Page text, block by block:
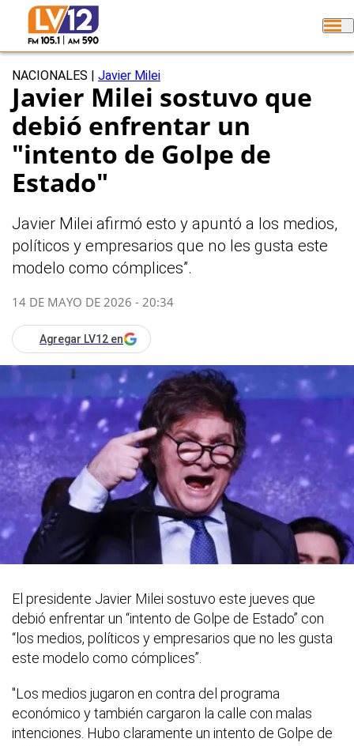
NACIONALES Javier Milei
Javier Milei sostuvo que
debió enfrentar un
"intento de Golpe de
Estado"
Javier Milei afirmó esto y apuntó a los medios,
políticos y empresarios que no les gusta este
modelo como cómplices”.
14 DE MAYO DE 2026 - 20:34
Agregar LV12 en
El presidente Javier Milei sostuvo este jueves que
debió enfrentar un “intento de Golpe de Estado” con
“los medios, políticos y empresarios que no les gusta
este modelo como cómplices”.
"Los medios jugaron en contra del programa
económico y también cargaron la calle con malas
intenciones. Hubo claramente un intento de Golpe de